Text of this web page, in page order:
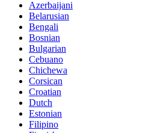
Azerbaijani
Belarusian
Bengali
Bosnian
Bulgarian
Cebuano
Chichewa
Corsican
Croatian
Dutch
Estonian
Filipino